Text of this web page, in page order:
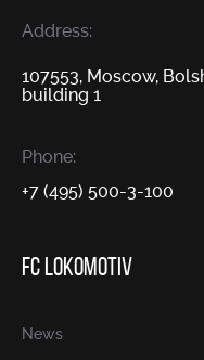
Address:
107553, Moscow,
building 1
Phone:
+7 (495) 500-3-100
FC LOKOMOTIV
News